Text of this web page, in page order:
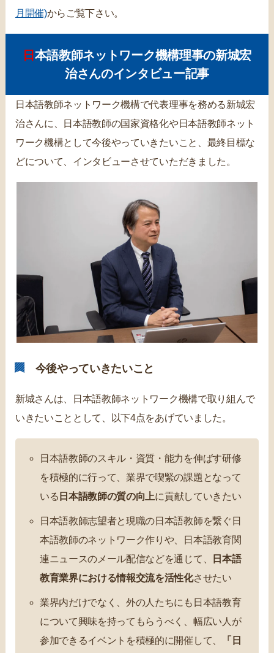
月開催)からご覧下さい。
日本語教師ネットワーク機構理事の新城宏
治さんのインタビュー記事
日本語教師ネットワーク機構で代表理事を務める新城宏
治さんに、日本語教師の国家資格化や日本語教師ネット
ワーク機構として今後やっていきたいこと、最終目標な
どについて、インタビューさせていただきました。
今後やっていきたいこと
新城さんは、日本語教師ネットワーク機構で取り組んで
いきたいこととして、以下4点をあげていました。
日本語教師のスキル・資質・能力を伸ばす研修
を積極的に行って、業界で喫緊の課題となって
いる 日本語教師の質の向上に貢献していきたい
日本語教師志望者と現職の日本語教師を繋ぐ日
本語教師のネットワーク作りや、日本語教育関
連ニュースのメール配信などを通じて、
日本語
教育業界における情報交流を活性化させたい
業界内だけでなく、外の人たちにも日本語教育
について興味を持ってもらうべく、幅広い人が
参加できるイベントを積極的に開催して、
「日